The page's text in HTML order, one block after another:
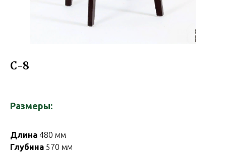
С-8
Размеры:
Длина 480 мм
Глубина 570 мм